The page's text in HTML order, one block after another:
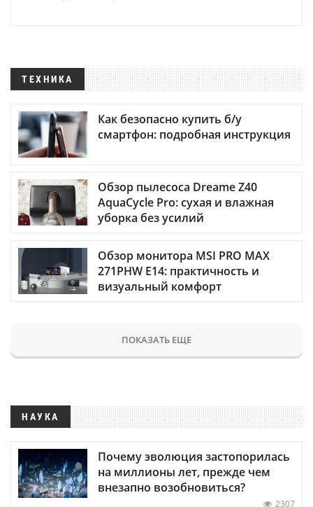
ТЕХНИКА
Как безопасно купить б/у
смартфон: подробная инструкция
Обзор пылесоса Dreame Z40
AquaCycle Pro: сухая и влажная
уборка без усилий
Обзор монитора MSI PRO MAX
271PHW E14: практичность и
визуальный комфорт
ПОКАЗАТЬ ЕЩЕ
НАУКА
Почему эволюция застопорилась
на миллионы лет, прежде чем
внезапно возобновиться?
2307